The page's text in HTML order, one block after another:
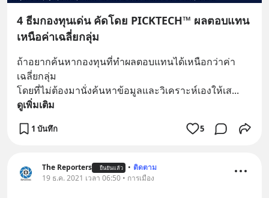
4 ธีมกองทุนเด่น คัดโดย PICKTECH™ ผลตอบแทน
เหนือค่าเฉลี่ยกลุ่ม
ถ้าอยากค้นหากองทุนที่ทำผลตอบแทนได้เหนือกว่าค่า
เฉลี่ยกลุ่ม
โดยที่ไม่ต้องมานั่งค้นหาข้อมูลและวิเคราะห์เองให้เส...
ดูเพิ่มเติม
1 บันทึก 5
The Reporters ยืนยันแล้ว • ติดตาม
19 ธ.ค. 2021 เวลา 06:50 • การเมือง